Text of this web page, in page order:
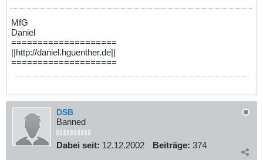
MfG
Daniel
====================
||http://daniel.hguenther.de||
====================
DSB
Banned
Dabei seit: 12.12.2002 Beiträge: 374